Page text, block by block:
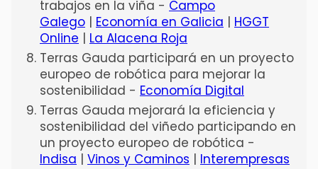
trabajos en la viña - Campo
Galego | Economía en Galicia | HGGT
Online | La Alacena Roja
Terras Gauda participará en un proyecto
europeo de robótica para mejorar la
sostenibilidad - Economía Digital
Terras Gauda mejorará la eficiencia y
sostenibilidad del viñedo participando en
un proyecto europeo de robótica -
Indisa | Vinos y Caminos | Interempresas